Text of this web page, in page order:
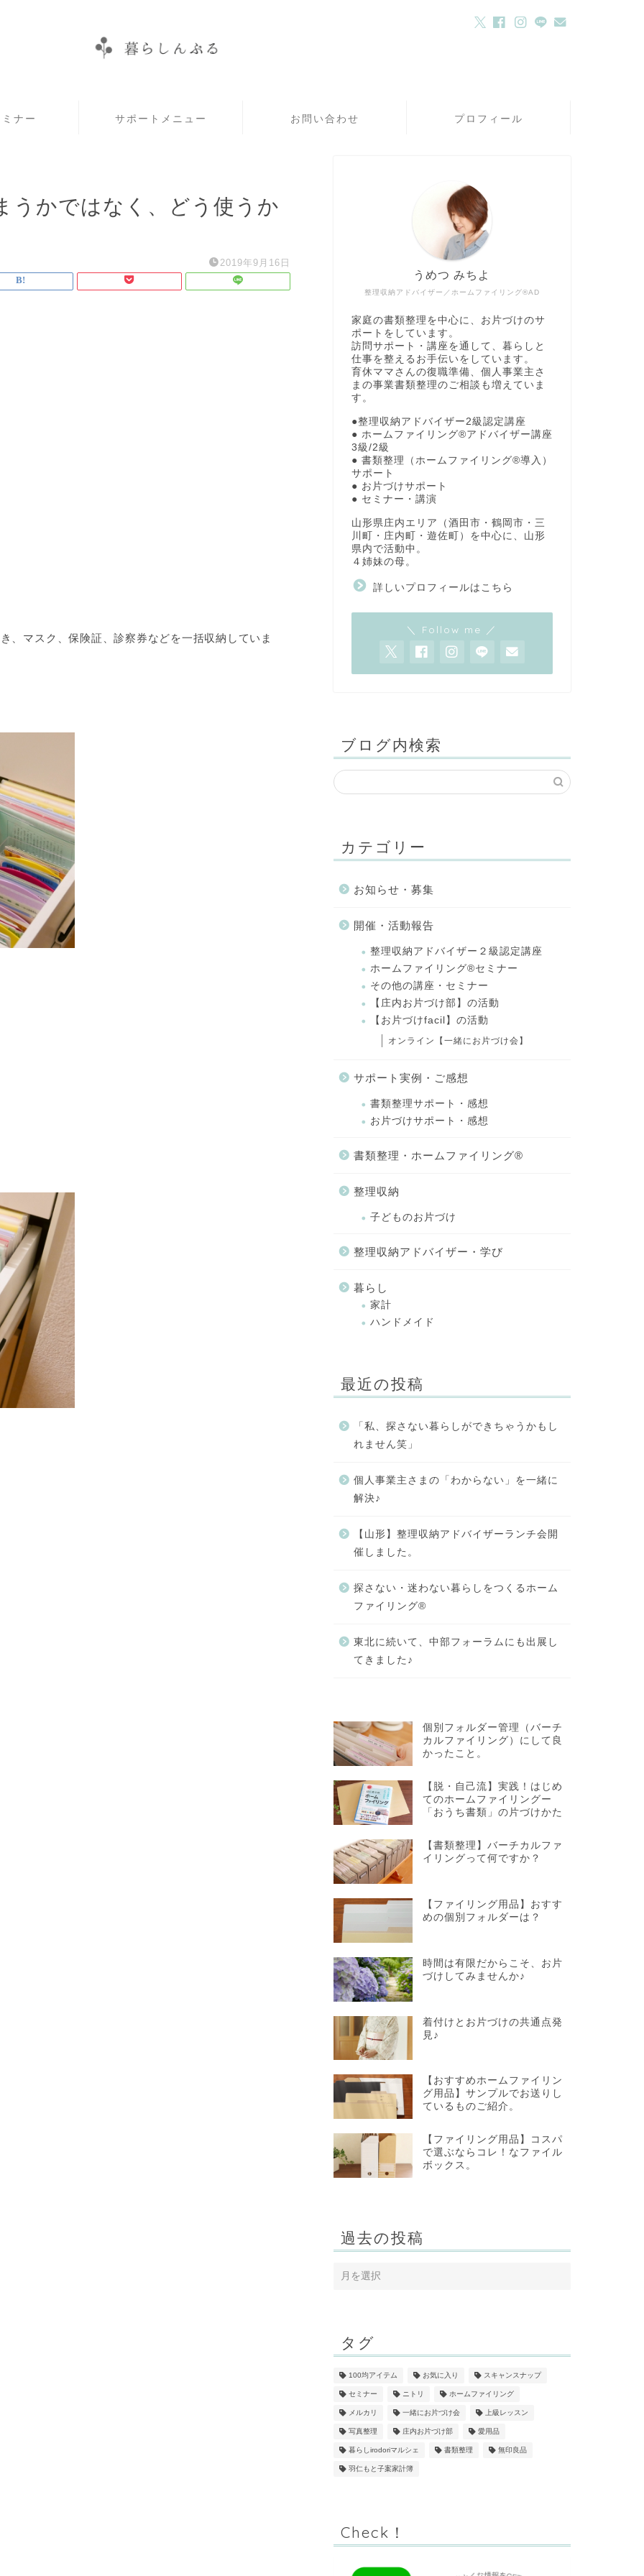
ナー サポートメニュー お問い合わせ プロフィール
うかではなく、どう使うか
2019年9月16日
、マスク、保険証、診察券などを一括収納していま
整理収納アドバイザー／ホームファイリング®AD
うめつ みちよ
家庭の書類整理を中心に、お片づけのサ
ポートをしています。
訪問サポート・講座を通して、暮らしと
仕事を整えるお手伝いをしています。
育休ママさんの復職準備、個人事業主さ
まの事業書類整理のご相談も増えていま
す。
●整理収納アドバイザー2級認定講座
● ホームファイリング®アドバイザー講座
3級/2級
● 書類整理（ホームファイリング®導入）
サポート
● お片づけサポート
● セミナー・講演
山形県庄内エリア（酒田市・鶴岡市・三
川町・庄内町・遊佐町）を中心に、山形
県内で活動中。
４姉妹の母。
詳しいプロフィールはこちら
＼ Follow me ／
ブログ内検索
カテゴリー
お知らせ・募集
開催・活動報告
整理収納アドバイザー２級認定講座
ホームファイリング®セミナー
その他の講座・セミナー
【庄内お片づけ部】の活動
【お片づけfacil】の活動
オンライン【一緒にお片づけ会】
サポート実例・ご感想
書類整理サポート・感想
お片づけサポート・感想
書類整理・ホームファイリング®
整理収納
子どものお片づけ
整理収納アドバイザー・学び
暮らし
家計
ハンドメイド
最近の投稿
「私、探さない暮らしができちゃうかもし
れません笑」
個人事業主さまの「わからない」を一緒に
解決♪
【山形】整理収納アドバイザーランチ会開
催しました。
探さない・迷わない暮らしをつくるホーム
ファイリング®
東北に続いて、中部フォーラムにも出展し
てきました♪
個別フォルダー管理（バーチ
カルファイリング）にして良
かったこと。
【脱・自己流】実践！はじめ
てのホームファイリングー
「おうち書類」の片づけかた
【書類整理】バーチカルファ
イリングって何ですか？
【ファイリング用品】おすす
めの個別フォルダーは？
時間は有限だからこそ、お片
づけしてみませんか♪
着付けとお片づけの共通点発
見♪
【おすすめホームファイリン
グ用品】サンプルでお送りし
ているものご紹介。
【ファイリング用品】コスパ
で選ぶならコレ！なファイル
ボックス。
過去の投稿
タグ
100均アイテム お気に入り スキャンスナップ
セミナー ニトリ ホームファイリング
メルカリ 一緒にお片づけ会 上級レッスン
写真整理 庄内お片づけ部 愛用品
暮らしirodoriマルシェ 書類整理 無印良品
羽仁もと子案家計簿
Check！